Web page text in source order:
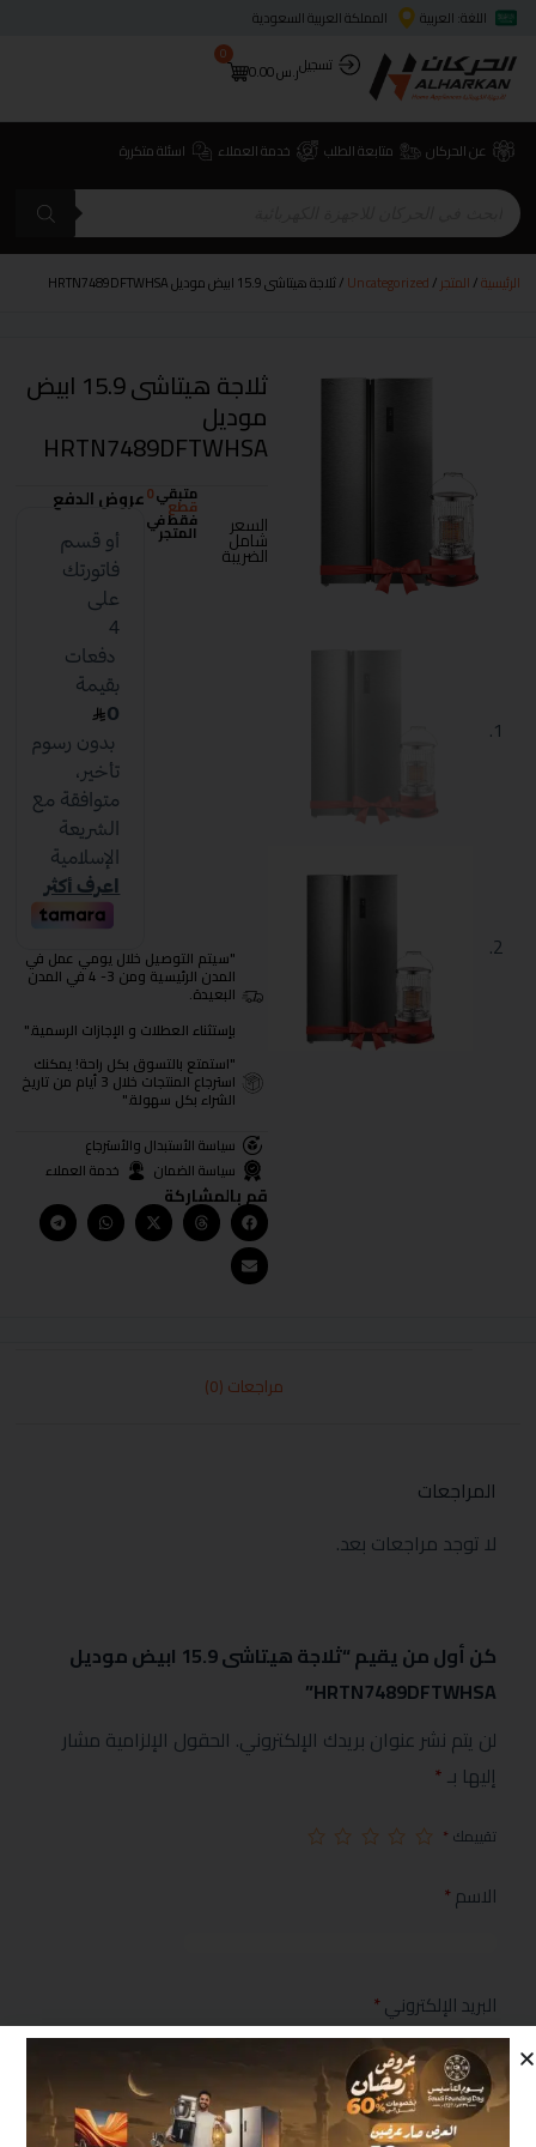
اللغة: العربية
المملكة العربية السعودية
تسجيلر.س0.00
0
عن الحركان متابعة الطلب خدمة العملاء اسئلة متكررة
الرئيسية/المتجر/
Uncategorized/ ثلاجة هيتاشى 15.9 ابيض موديل HRTN7489DFTWHSA
ثلاجة هيتاشى 15.9 ابيض
موديل
HRTN7489DFTWHSA
السعر
شامل
الضريبة
متبقي0
قطع
فقط في
المتجر
عروض الدفع
"سيتم التوصيل خلال يومي عمل في
المدن الرئيسية ومن 3- 4 في المدن
البعيدة.
بإستثناء العطلات و الإجازات الرسمية."
"استمتع بالتسوق بكل راحة! يمكنك
استرجاع المنتجات خلال 3 أيام من تاريخ
الشراء بكل سهولة."
سياسة الأستبدال والأسترجاع
سياسة الضمان
خدمة العملاء
قم بالمشاركة
مراجعات (0)
المراجعات
لا توجد مراجعات بعد.
كن أول من يقيم “ثلاجة هيتاشى 15.9 ابيض موديل
HRTN7489DFTWHSA”
لن يتم نشر عنوان بريدك الإلكتروني. الحقول الإلزامية مشار
إليها بـ*
تقييمك *
الاسم*
البريد الإلكتروني*
مراجعتك*